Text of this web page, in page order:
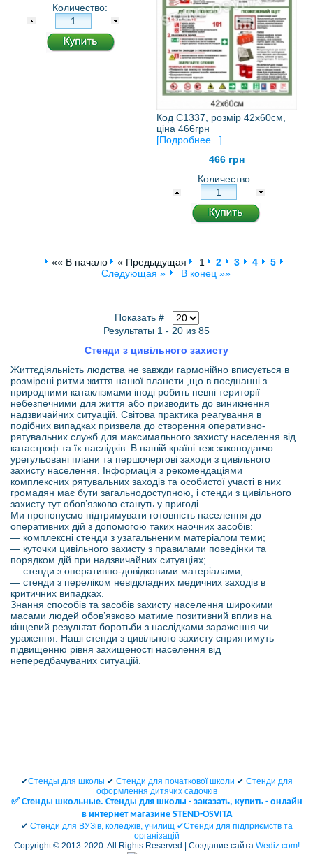
Количество:
Код С1337, розмір 42х60см,
ціна 466грн
[Подробнее...]
466 грн
Количество:
«« В начало « Предыдущая 1 2 3 4
5
Следующая »
В конец »»
Показать #
Результаты 1 - 20 из 85
Стенди з цивільного захисту
Життєдіяльність людства не завжди гармонійно вписується в
розмірені ритми життя нашої планети ,що в поєднанні з
природними катаклізмами іноді робить певні території
небезпечними для життя або призводить до виникнення
надзвичайних ситуацій. Світова практика реагування в
подібних випадках призвела до створення оперативно-
рятувальних служб для максимального захисту населення від
катастроф та їх наслідків. В нашій країні теж законодавчо
урегульовані плани та першочергові заходи з цивільного
захисту населення. Інформація з рекомендаціями
комплексних рятувальних заходів та особистої участі в них
громадян має бути загальнодоступною, і стенди з цивільного
захисту тут обов’язково стануть у пригоді.
Ми пропонуємо підтримувати готовність населення до
оперативних дій з допомогою таких наочних засобів:
— комплексні стенди з узагальненим матеріалом теми;
— куточки цивільного захисту з правилами поведінки та
порядком дій при надзвичайних ситуаціях;
— стенди з оперативно-довідковими матеріалами;
— стенди з переліком невідкладних медичних заходів в
критичних випадках.
Знання способів та засобів захисту населення широкими
масами людей обов’язково матиме позитивний вплив на
кінцевий результат боротьби з наслідками зараження чи
ураження. Наші стенди з цивільного захисту сприятимуть
підвищенню рівня захищеності населення від
непередбачуваних ситуацій.
✔Стенды для школы ✔ Стенди для початкової школи ✔ Стенди для
оформлення дитячих садочків
✅ Cтенды школьные. Стенды для школы - заказать, купить - онлайн
в интернет магазине STEND-OSVITA
✔ Стенди для ВУЗів, коледжів, училищ ✔Стенди для підприємств та
організацій
Copyright © 2013-2020. All Rights Reserved.| Создание сайта Wediz.com!